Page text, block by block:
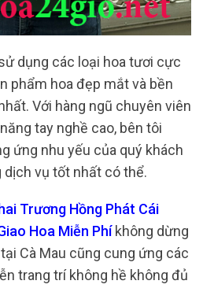
dụng các loại hoa tươi cực
phẩm hoa đẹp mắt và bền
Với hàng ngũ chuyên viên
tay nghề cao, bên tôi
ứng nhu yếu của quý khách
vụ tốt nhất có thể.
Trương Hồng Phát Cái
Hoa Miễn Phíkhông dừng
Cà Mau cũng cung ứng các
trang trí không hề không đủ